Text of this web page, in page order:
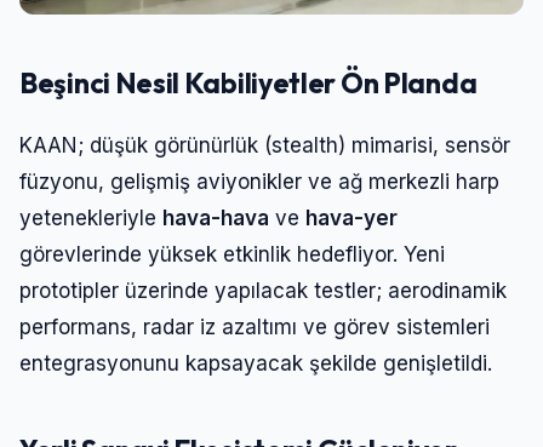
Beşinci Nesil Kabiliyetler Ön Planda
KAAN; düşük görünürlük (stealth) mimarisi, sensör
füzyonu, gelişmiş aviyonikler ve ağ merkezli harp
yetenekleriyle hava-hava ve hava-yer
görevlerinde yüksek etkinlik hedefliyor. Yeni
prototipler üzerinde yapılacak testler; aerodinamik
performans, radar iz azaltımı ve görev sistemleri
entegrasyonunu kapsayacak şekilde genişletildi.
Şifre
Giriş Yap